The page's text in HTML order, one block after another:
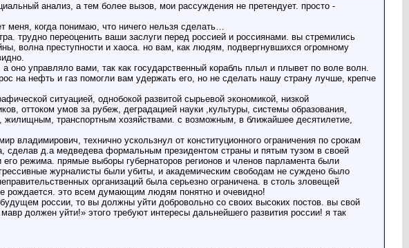
анализ, а тем более вызов, мои рассуждения не претендует. просто -
меня, когда понимаю, что ничего нельзя сделать…
трудно переоценить ваши заслуги перед россией и россиянами. вы стремились
волна преступности и хаоса. но вам, как людям, подвергнувшихся огромному
оно управляло вами, так как государственный корабль плыл и плывет по воле волн.
на нефть и газ помогли вам удержать его, но не сделать нашу страну лучше, крепче
ситуацией, однобокой развитой сырьевой экономикой, низкой
оттоком умов за рубеж, деградацией науки ,культуры, системы образования,
транспортным хозяйствами. с возможным, в ближайшее десятилетие,
технично ускользнул от конституционного ограничения по срокам
сделав д.а медведева формальным президентом страны и пятым тузом в своей
режима. прямые выборы губернаторов регионов и членов парламента были
журналисты были убиты, и академическим свободам не суждено было
организаций была серьезно ограничена. в столь зловещей
рождается. это всем думающим людям понятно и очевидно!
россии, то вы должны уйти добровольно со своих высоких постов. вы свой
должен уйти!» этого требуют интересы дальнейшего развития россии! я так